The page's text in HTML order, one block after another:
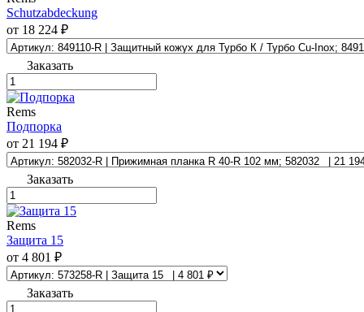
Schutzabdeckung
от 18 224 ₽
Заказать
Rems
Подпорка
от 21 194 ₽
Заказать
Rems
Защита 15
от 4 801 ₽
Заказать